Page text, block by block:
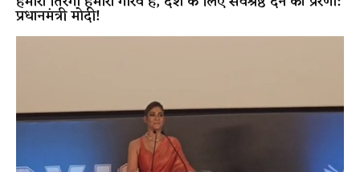
प्रधानमंत्री मोदी!